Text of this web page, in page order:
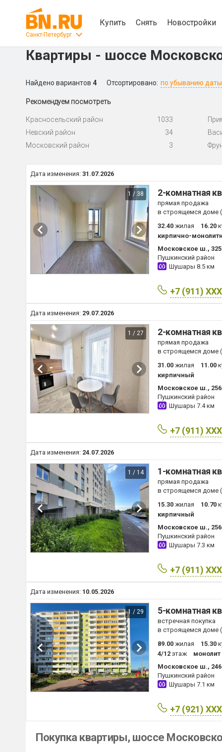
Санкт-Петербург
Купить Снять Новостройки
Квартиры - шоссе
Найдено вариантов 4 Отсортировано: по убыванию даты
Рекомендуем посмотреть
Красносельский район 1033
Невский район
34
Московский район
3
Дата изменения: 31.07.2026
1 / 38 2-комнатная
прямая продажа
в строящемся доме
32.40 жилая 16.20
кирпично-
Московское ш., 325
Пушкинский район
Шушары 8.5 км
+7 (911)
Дата изменения: 29.07.2026
1 / 27 2-комнатная
прямая продажа
в строящемся доме
31.00 жилая 11.00
кирпичный
Московское ш.,
Пушкинский район
Шушары 7.4 км
+7 (911)
Дата изменения: 24.07.2026
1 / 14 1-комнатная
прямая продажа
в строящемся доме
15.30 жилая 10.70
кирпичный
Московское ш.,
Пушкинский район
Шушары 7.3 км
+7 (911)
Дата изменения: 10.05.2026
1 / 29 5-комнатная
встречная покупка
в строящемся доме
89.00 жилая 15.30
4/12 этаж
монолит
Московское ш., 246
Пушкинский район
Шушары 7.1 км
+7 (921)
Покупка квартиры, шоссе